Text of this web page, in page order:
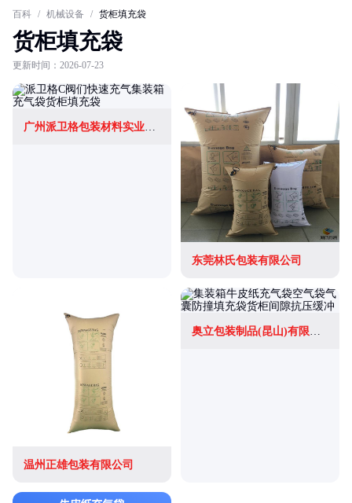
百科 / 机械设备 / 货柜填充袋
货柜填充袋
更新时间：2026-07-23
广州派卫格包装材料实业有限公司
东莞林氏包装有限公司
温州正雄包装有限公司
奥立包装制品(昆山)有限公司